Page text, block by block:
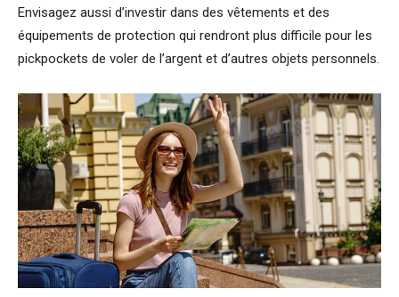
Envisagez aussi d’investir dans des vêtements et des
équipements de protection qui rendront plus difficile pour les
pickpockets de voler de l’argent et d’autres objets personnels.